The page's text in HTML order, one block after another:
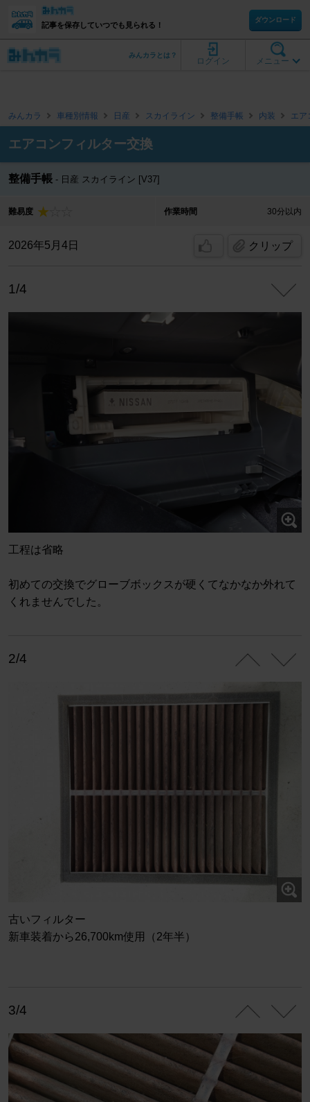
記事を保存していつでも見られる！
ダウンロード
メニュー
ログイン
みんカラとは？
みんカラ 車種別情報 日産 スカイライン 整備手帳 内装 エア
エアコンフィルター交換
整備手帳 日産 スカイライン [V37]
難易度 作業時間 30分以内
2026年5月4日 クリップ
1/4
工程は省略
初めての交換でグローブボックスが硬くてなかなか外れて
くれませんでした。
2/4
古いフィルター
新車装着から26,700km使用（2年半）
3/4